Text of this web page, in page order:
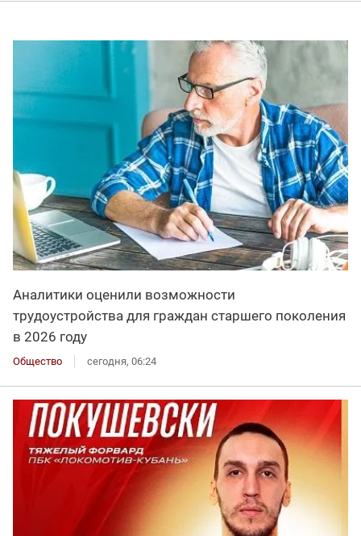
Аналитики оценили возможности
трудоустройства для граждан старшего поколения
в 2026 году
Общество сегодня, 06:24